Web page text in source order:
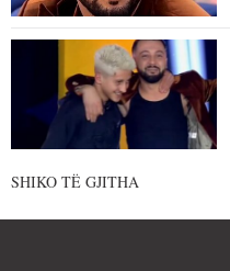
SHIKO TË GJITHA